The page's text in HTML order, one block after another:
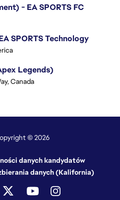
- EA SPORTS FC
SPORTS Technology
Legends)
Canada
© 2026
danych kandydatów
danych (Kalifornia)